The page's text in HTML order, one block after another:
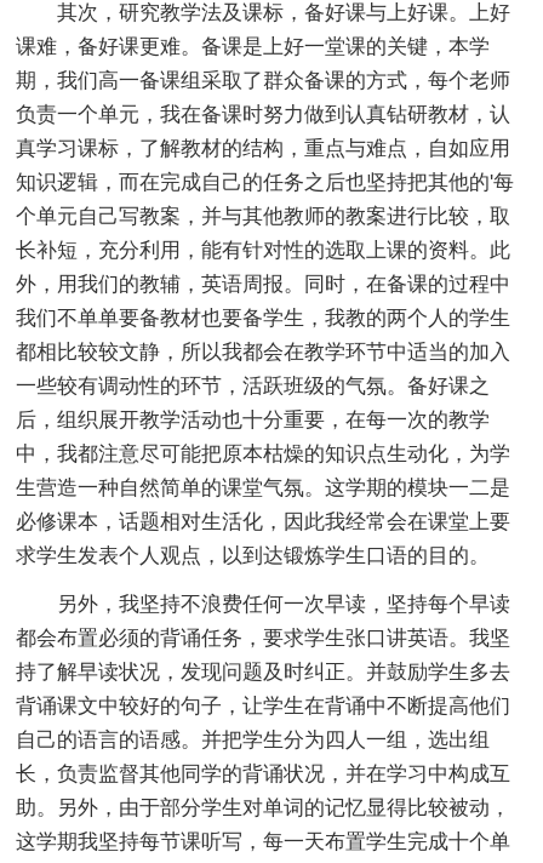
其次，研究教学法及课标，备好课与上好课。上好
课难，备好课更难。备课是上好一堂课的关键，本学
期，我们高一备课组采取了群众备课的方式，每个老师
负责一个单元，我在备课时努力做到认真钻研教材，认
真学习课标，了解教材的结构，重点与难点，自如应用
知识逻辑，而在完成自己的任务之后也坚持把其他的'每
个单元自己写教案，并与其他教师的教案进行比较，取
长补短，充分利用，能有针对性的选取上课的资料。此
外，用我们的教辅，英语周报。同时，在备课的过程中
我们不单单要备教材也要备学生，我教的两个人的学生
都相比较较文静，所以我都会在教学环节中适当的加入
一些较有调动性的环节，活跃班级的气氛。备好课之
后，组织展开教学活动也十分重要，在每一次的教学
中，我都注意尽可能把原本枯燥的知识点生动化，为学
生营造一种自然简单的课堂气氛。这学期的模块一二是
必修课本，话题相对生活化，因此我经常会在课堂上要
求学生发表个人观点，以到达锻炼学生口语的目的。
另外，我坚持不浪费任何一次早读，坚持每个早读
都会布置必须的背诵任务，要求学生张口讲英语。我坚
持了解早读状况，发现问题及时纠正。并鼓励学生多去
背诵课文中较好的句子，让学生在背诵中不断提高他们
自己的语言的语感。并把学生分为四人一组，选出组
长，负责监督其他同学的背诵状况，并在学习中构成互
助。另外，由于部分学生对单词的记忆显得比较被动，
这学期我坚持每节课听写，每一天布置学生完成十个单